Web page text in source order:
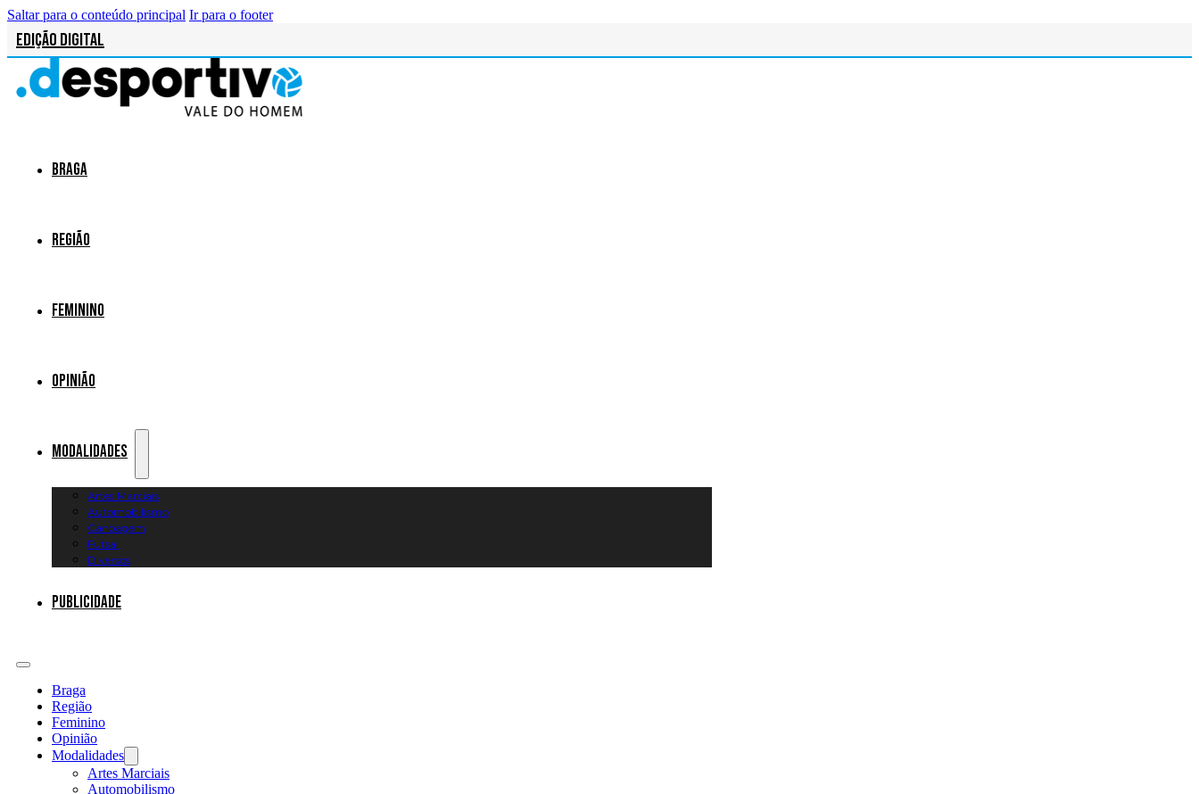
Saltar para o conteúdo principal Ir para o footer
Edição Digital
Braga
Região
Feminino
Opinião
Modalidades
Artes Marciais
Automobilismo
Canoagem
Futsal
Diversos
Publicidade
Braga
Região
Feminino
Opinião
Modalidades
Artes Marciais
Automobilismo